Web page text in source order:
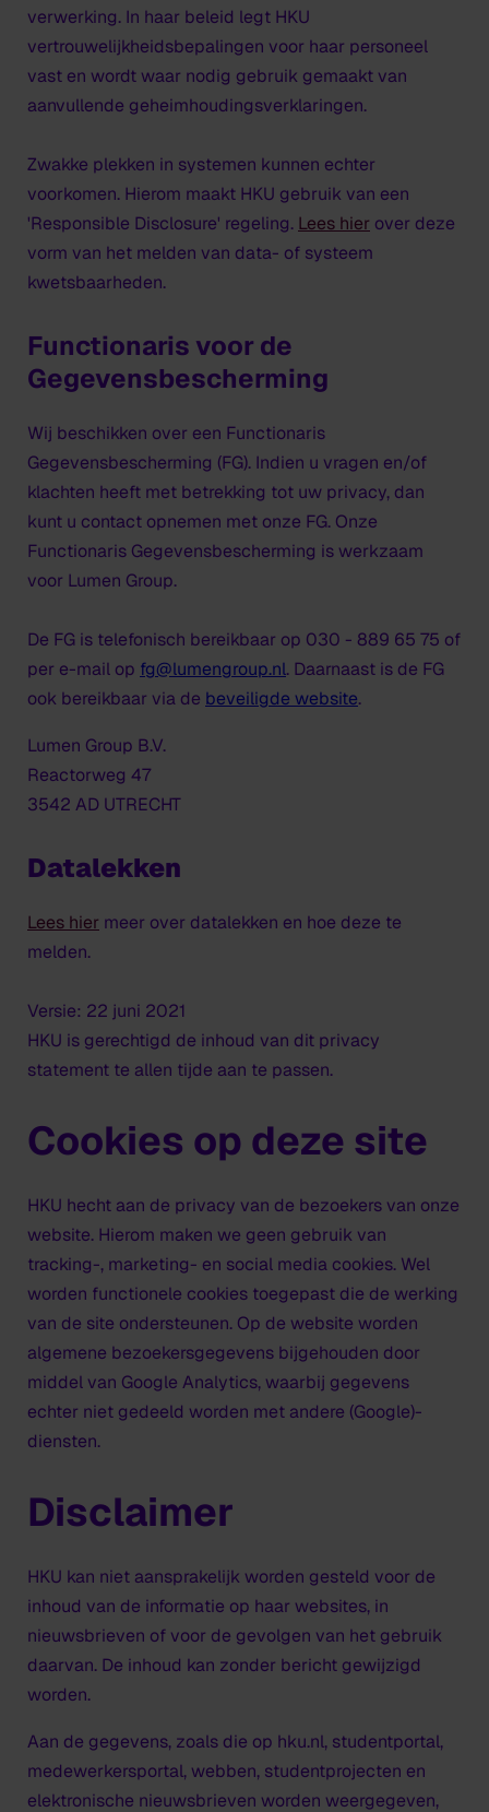
verwerking. In haar beleid legt HKU
vertrouwelijkheidsbepalingen voor haar personeel
vast en wordt waar nodig gebruik gemaakt van
aanvullende geheimhoudingsverklaringen.
Zwakke plekken in systemen kunnen echter
voorkomen. Hierom maakt HKU gebruik van een
'Responsible Disclosure' regeling. Lees hier over deze
vorm van het melden van data- of systeem
kwetsbaarheden.
Functionaris voor de
Gegevensbescherming
Wij beschikken over een Functionaris
Gegevensbescherming (FG). Indien u vragen en/of
klachten heeft met betrekking tot uw privacy, dan
kunt u contact opnemen met onze FG. Onze
Functionaris Gegevensbescherming is werkzaam
voor Lumen Group.
De FG is telefonisch bereikbaar op 030 - 889 65 75 of
per e-mail op fg@lumengroup.nl. Daarnaast is de FG
ook bereikbaar via de beveiligde website.
Lumen Group B.V.
Reactorweg 47
3542 AD UTRECHT
Datalekken
Lees hier meer over datalekken en hoe deze te
melden.
Versie: 22 juni 2021
HKU is gerechtigd de inhoud van dit privacy
statement te allen tijde aan te passen.
Cookies op deze site
HKU hecht aan de privacy van de bezoekers van onze
website. Hierom maken we geen gebruik van
tracking-, marketing- en social media cookies. Wel
worden functionele cookies toegepast die de werking
van de site ondersteunen. Op de website worden
algemene bezoekersgegevens bijgehouden door
middel van Google Analytics, waarbij gegevens
echter niet gedeeld worden met andere (Google)-
diensten.
Disclaimer
HKU kan niet aansprakelijk worden gesteld voor de
inhoud van de informatie op haar websites, in
nieuwsbrieven of voor de gevolgen van het gebruik
daarvan. De inhoud kan zonder bericht gewijzigd
worden.
Aan de gegevens, zoals die op hku.nl, studentportal,
medewerkersportal, webben, studentprojecten en
elektronische nieuwsbrieven worden weergegeven,